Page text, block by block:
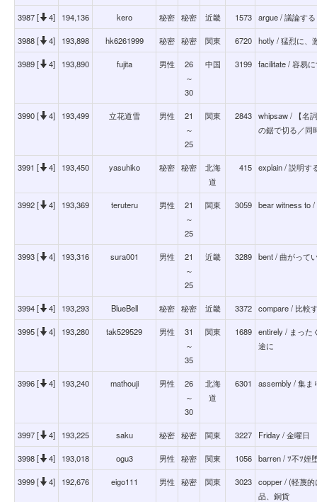
3987 [ 4] 194,136 kero 秘密 秘密 近畿 1573 argue / 議論する
3988 [ 4] 193,898 hk6261999 秘密 秘密 関東 6720 hotly / 猛烈に、
3989 [ 4] 193,890 fujita 男性
26
～
30
中国 3199 facilitate / 容易
3990 [ 4] 193,499 立花道雪 男性
21
～
25
関東 2843 whipsaw / 【名
の鋸で切る／同
3991 [ 4] 193,450 yasuhiko 秘密 秘密
北海
道
415 explain / 説明す
3992 [ 4] 193,369 teruteru 男性
21
～
25
関東 3059 bear witness to
3993 [ 4] 193,316 sura001 男性
21
～
25
近畿 3289 bent / 曲がって
3994 [ 4] 193,293 BlueBell 秘密 秘密 近畿 3372 compare / 比較
3995 [ 4] 193,280 tak529529 男性
31
～
35
関東 1689 entirely / まった
途に
3996 [ 4] 193,240 mathouji 男性
26
～
30
北海
道
6301 assembly / 集ま
3997 [ 4] 193,225 saku 秘密 秘密 関東 3227 Friday / 金曜日
3998 [ 4] 193,018 ogu3 男性 秘密 関東 1056 barren / ﾂ不ﾂ姪
3999 [ 4] 192,676 eigo111 男性 秘密 関東 3023 copper / (軽蔑
品、銅貨